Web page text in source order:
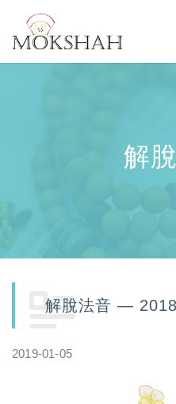
解
解脫法音 —
2019-01-05